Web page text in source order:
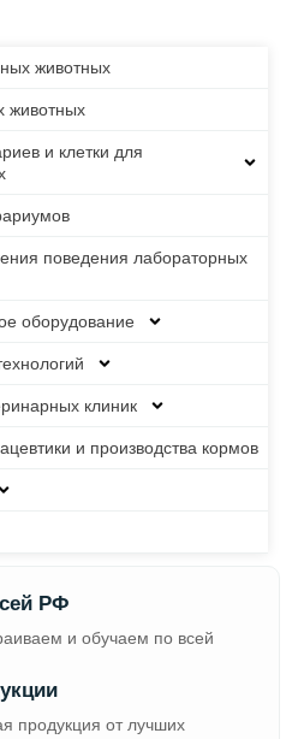
животных
животных
и клетки для
поведения лабораторных
оборудование
клиник
и производства кормов
РФ
и обучаем по всей
продукция от лучших